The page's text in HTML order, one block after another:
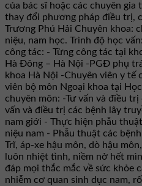
của bác sĩ hoặc các chuyên
thay đổi phương pháp điều trị,
Trương Phú Hải Chuyên khoa:
niệu, nam học. Trình độ học
công tác: - Từng công tác tại
Hà Đông – Hà Nội -PGĐ phụ
khoa Hà Nội -Chuyên viên y tế
viên bộ môn Ngoại khoa tại
chuyên môn: -Tư vấn và điều
vấn và điều trị các bệnh lây
nam giới - Thực hiện phẫu
niệu nam - Phẫu thuật các
Trĩ, áp-xe hậu môn, dò hậu
luôn nhiệt tình, niềm nở hết
đáp mọi thắc mắc về sức khỏe
nhiễm cơ quan sinh dục nam,